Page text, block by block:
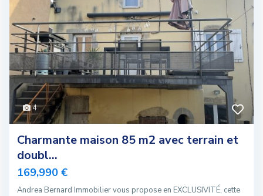
4
Charmante maison 85 m2 avec terrain et
doubl...
169,990 €
Andrea Bernard Immobilier vous propose en EXCLUSIVITÉ, cette